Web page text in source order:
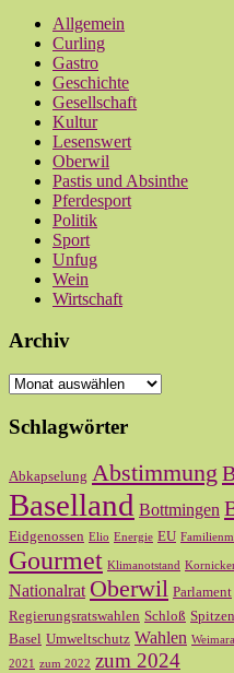
Allgemein
Curling
Gastro
Geschichte
Gesellschaft
Kultur
Lesenswert
Oberwil
Pastis und Absinthe
Pferdesport
Politik
Sport
Unfug
Wein
Wirtschaft
Archiv
Archiv
Schlagwörter
Abkapselung Abstimmung
Baselland Bottmingen
Eidgenossen Elio Energie EU
Gourmet Klimanotstand
Nationalrat Oberwil Parlament
Regierungsratswahlen Schloß
Basel Umweltschutz Wahlen
2021
zum 2022 zum 2024